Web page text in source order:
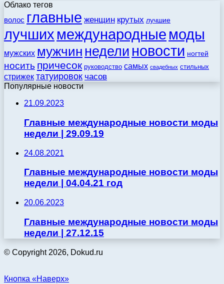
Облако тегов
волос главные женщин крутых лучшие
лучших международные моды
мужских мужчин недели новости ногтей
носить причесок руководство самых свадебных стильных
стрижек татуировок часов
Популярные новости
21.09.2023
Главные международные новости моды
недели | 29.09.19
24.08.2021
Главные международные новости моды
недели | 04.04.21 год
20.06.2023
Главные международные новости моды
недели | 27.12.15
© Copyright 2026, Dokud.ru
Кнопка «Наверх»